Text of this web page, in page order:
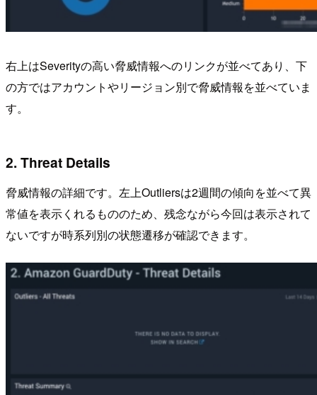
右上はSeverityの高い脅威情報へのリンクが並べてあり、下
の方ではアカウントやリージョン別で脅威情報を並べていま
す。
2. Threat Details
脅威情報の詳細です。左上Outliersは2週間の傾向を並べて異
常値を表示くれるもののため、残念ながら今回は表示されて
ないですが時系列別の状態遷移が確認できます。